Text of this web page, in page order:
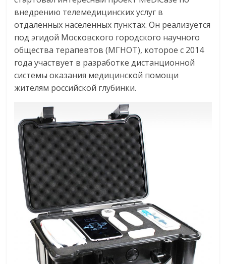
внедрению телемедицинских услуг в
отдаленных населенных пунктах. Он реализуется
под эгидой Московского городского научного
общества терапевтов (МГНОТ), которое с 2014
года участвует в разработке дистанционной
системы оказания медицинской помощи
жителям российской глубинки.